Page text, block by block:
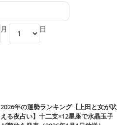
月 日
2026年の運勢ランキング【上田と女が吠
える夜占い】十二支×12星座で水晶玉子